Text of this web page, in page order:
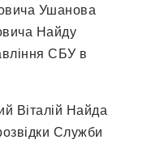
Ушанова
Найду
СБУ в
Віталій Найда
Служби